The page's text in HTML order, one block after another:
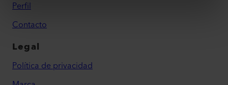
Perfil
Contacto
Legal
Política de privacidad